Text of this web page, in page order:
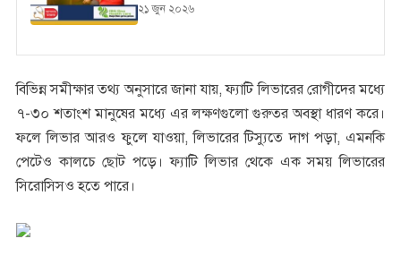
২১ জুন ২০২৬
বিভিন্ন সমীক্ষার তথ্য অনুসারে জানা যায়, ফ্যাটি লিভারের রোগীদের মধ্যে
৭-৩০ শতাংশ মানুষের মধ্যে এর লক্ষণগুলো গুরুতর অবস্থা ধারণ করে।
ফলে লিভার আরও ফুলে যাওয়া, লিভারের টিস্যুতে দাগ পড়া, এমনকি
পেটেও কালচে ছোট পড়ে। ফ্যাটি লিভার থেকে এক সময় লিভারের
সিরোসিসও হতে পারে।